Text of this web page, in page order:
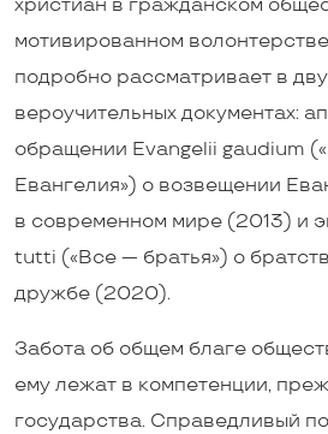
христиан в гражданском
мотивированном
подробно рассматривает в
вероучительных документах:
обращении Evangelii gaudium
Евангелия») о возвещении
в современном мире (2013) и
tutti («Все — братья») о
дружбе (2020).
Забота об общем благе
ему лежат в компетенции,
государства. Справедливый